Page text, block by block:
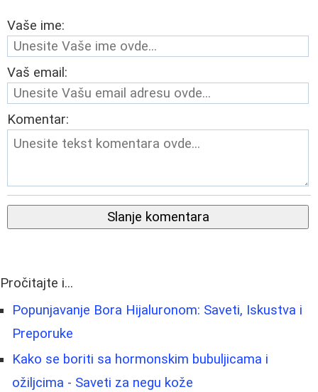
Vaše ime:
Vaš email:
Komentar:
Slanje komentara
Pročitajte i...
Popunjavanje Bora Hijaluronom: Saveti, Iskustva i
Preporuke
Kako se boriti sa hormonskim bubuljicama i
ožiljcima - Saveti za negu kože